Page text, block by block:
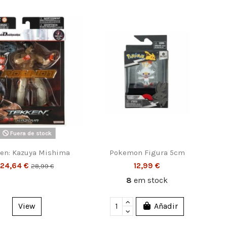
Fuera de stock
Kazuya Mishima
24,64 €28,99 €
View
Pokemon Figura 5cm
12,99 €
8em stock
Añadir